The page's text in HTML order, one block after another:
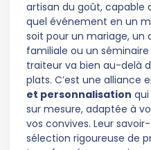
artisan du goût, capable
quel événement en un
soit pour un mariage, un
familiale ou un séminaire
traiteur va bien au-delà
plats. C’est une alliance
et personnalisation
sur mesure, adaptée à
vos convives. Leur
sélection rigoureuse de